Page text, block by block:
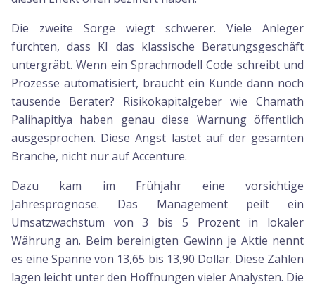
Die zweite Sorge wiegt schwerer. Viele Anleger
fürchten, dass KI das klassische Beratungsgeschäft
untergräbt. Wenn ein Sprachmodell Code schreibt und
Prozesse automatisiert, braucht ein Kunde dann noch
tausende Berater? Risikokapitalgeber wie Chamath
Palihapitiya haben genau diese Warnung öffentlich
ausgesprochen. Diese Angst lastet auf der gesamten
Branche, nicht nur auf Accenture.
Dazu kam im Frühjahr eine vorsichtige
Jahresprognose. Das Management peilt ein
Umsatzwachstum von 3 bis 5 Prozent in lokaler
Währung an. Beim bereinigten Gewinn je Aktie nennt
es eine Spanne von 13,65 bis 13,90 Dollar. Diese Zahlen
lagen leicht unter den Hoffnungen vieler Analysten. Die